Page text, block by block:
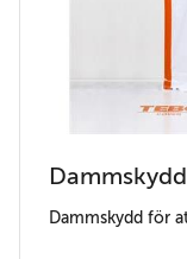
Dammskydd
Dammskydd för